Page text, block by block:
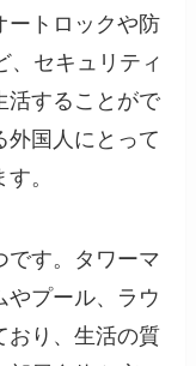
ートロックや防
、セキュリティ
活することがで
外国人にとって
。
です。タワーマ
やプール、ラウ
おり、生活の質